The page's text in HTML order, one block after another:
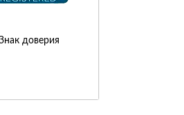
доверия